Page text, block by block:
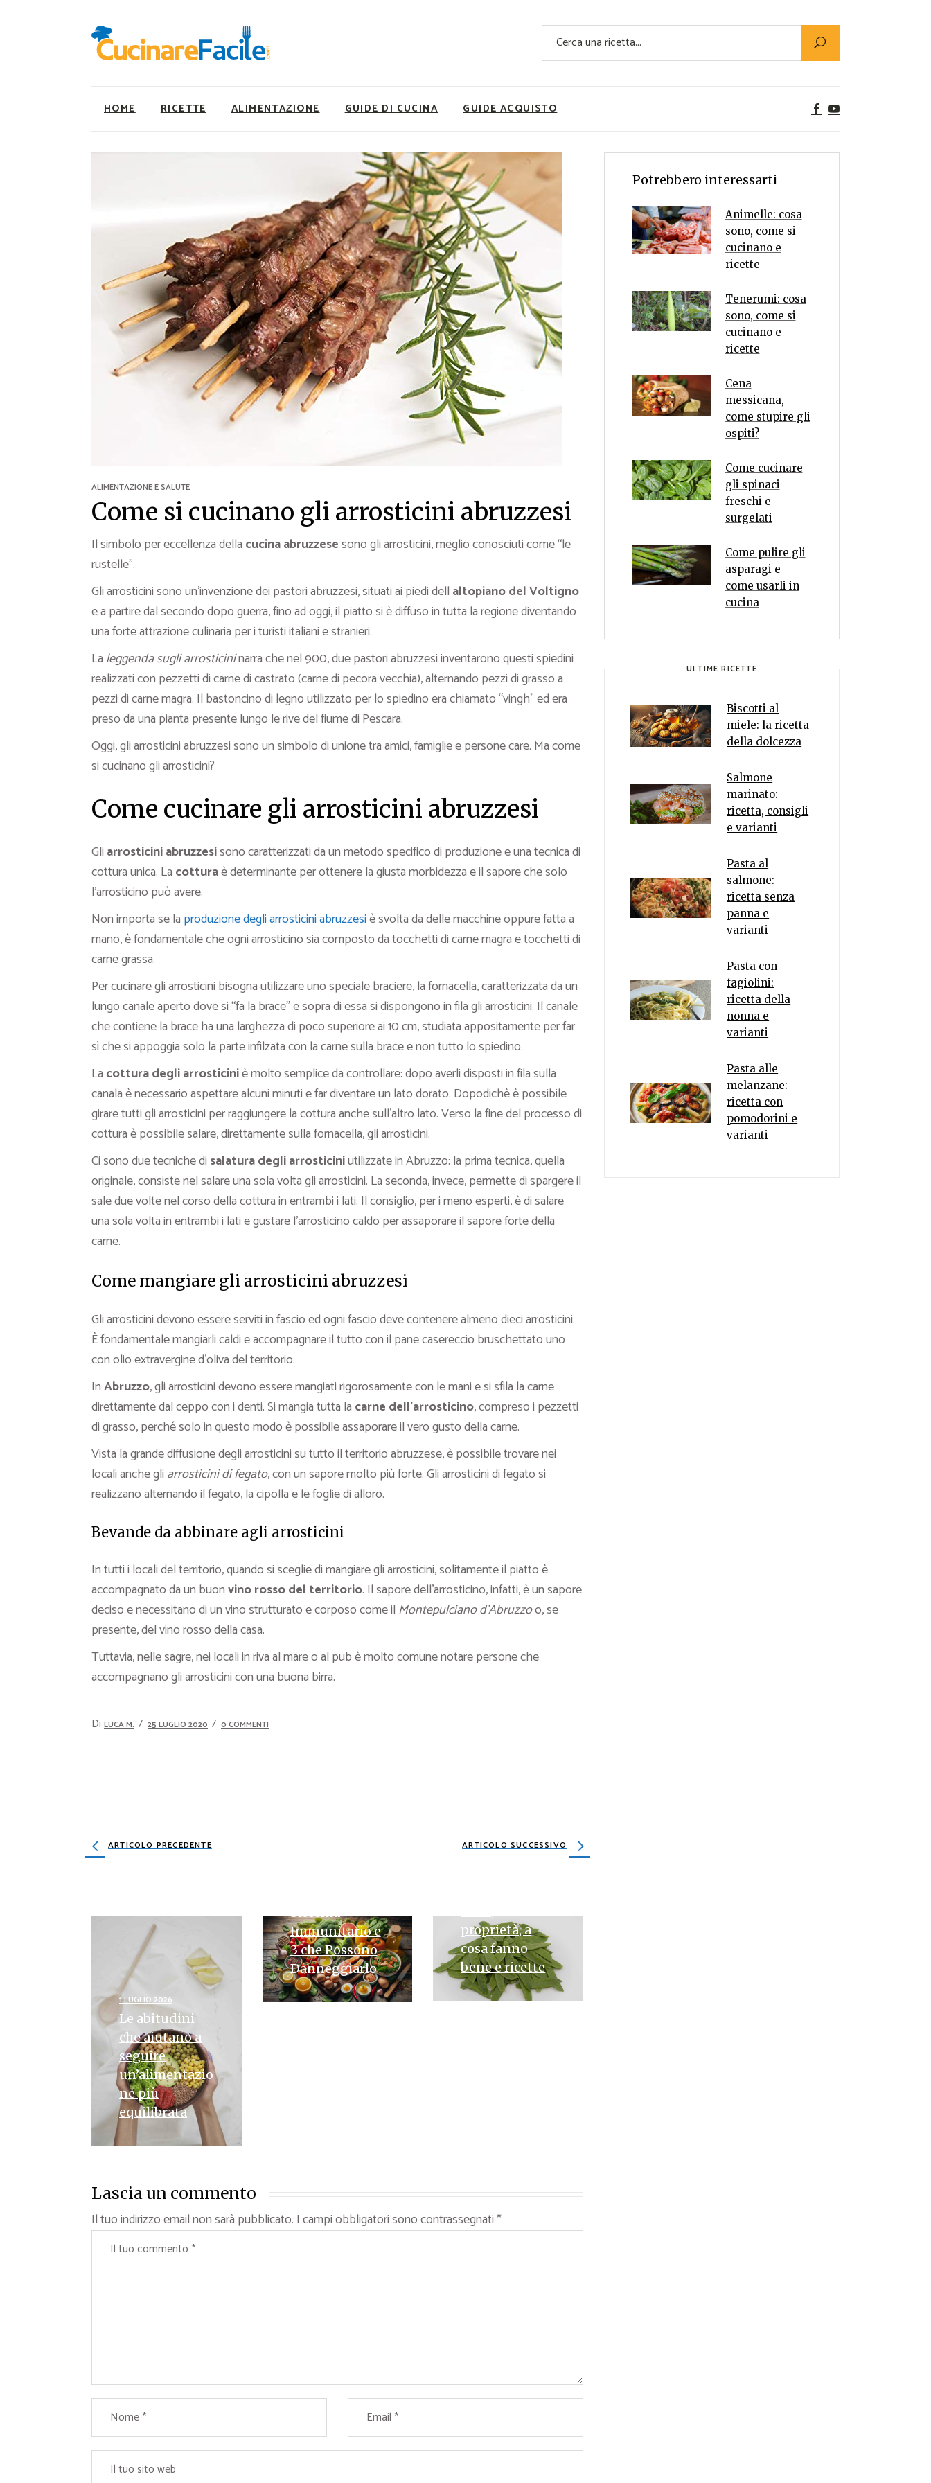
Cerca
HOME RICETTE
Ricette Dolci
Ricette Carne
Ricette Secondi
Ricette Pizze e Rustici
Ricette Contorni
Ricette Piatti unici
Ricette Pesce
Video Ricette
Ricette per Ingrediente
ALIMENTAZIONE
Nutrizionista a tavola
Ricette Vegetariane
Ricette Vegane
Rumors
GUIDE DI CUCINA GUIDE ACQUISTO
Ricette Facili e Veloci
Ricette Primi Piatti
Ricette Dolci
Ricette Carne
Ricette Secondi
Ricette Pizze e Rustici
Ricette Contorni
Ricette Piatti unici
Ricette Pesce
Video Ricette
Ricette per Ingrediente
Utility
Super Alimenti
Ricette Vegetariane
Rumors
ALIMENTAZIONE E SALUTE
Come si cucinano gli arrosticini abruzzesi
Il simbolo per eccellenza della cucina abruzzesesono gli arrosticini, meglio conosciuti come “le
rustelle”.
Gli arrosticini sono un’invenzione dei pastori abruzzesi, situati ai piedi dell altopiano del Voltigno
e a partire dal secondo dopo guerra, fino ad oggi, il piatto si è diffuso in tutta la regione diventando
una forte attrazione culinaria per i turisti italiani e stranieri.
La leggenda sugli arrosticininarra che nel 900, due pastori abruzzesi inventarono questi spiedini
realizzati con pezzetti di carne di castrato (carne di pecora vecchia), alternando pezzi di grasso a
pezzi di carne magra. Il bastoncino di legno utilizzato per lo spiedino era chiamato “vingh” ed era
preso da una pianta presente lungo le rive del fiume di Pescara.
Oggi, gli arrosticini abruzzesi sono un simbolo di unione tra amici, famiglie e persone care. Ma come
si cucinano gli arrosticini?
Come cucinare gli arrosticini abruzzesi
Gli arrosticini abruzzesisono caratterizzati da un metodo specifico di produzione e una tecnica di
cottura unica. La cotturaè determinante per ottenere la giusta morbidezza e il sapore che solo
l’arrosticino può avere.
Non importa se la produzione degli arrosticini abruzzesiè svolta da delle macchine oppure fatta a
mano, è fondamentale che ogni arrosticino sia composto da tocchetti di carne magra e tocchetti di
carne grassa.
Per cucinare gli arrosticini bisogna utilizzare uno speciale braciere, la fornacella, caratterizzata da un
lungo canale aperto dove si “fa la brace” e sopra di essa si dispongono in fila gli arrosticini. Il canale
che contiene la brace ha una larghezza di poco superiore ai 10 cm, studiata appositamente per far
sì che si appoggia solo la parte infilzata con la carne sulla brace e non tutto lo spiedino.
La cottura degli arrosticiniè molto semplice da controllare: dopo averli disposti in fila sulla
canala è necessario aspettare alcuni minuti e far diventare un lato dorato. Dopodichè è possibile
girare tutti gli arrosticini per raggiungere la cottura anche sull’altro lato. Verso la fine del processo di
cottura è possibile salare, direttamente sulla fornacella, gli arrosticini.
Ci sono due tecniche di salatura degli arrosticiniutilizzate in Abruzzo: la prima tecnica, quella
originale, consiste nel salare una sola volta gli arrosticini. La seconda, invece, permette di spargere il
sale due volte nel corso della cottura in entrambi i lati. Il consiglio, per i meno esperti, è di salare
una sola volta in entrambi i lati e gustare l’arrosticino caldo per assaporare il sapore forte della
carne.
Come mangiare gli arrosticini abruzzesi
Gli arrosticini devono essere serviti in fascio ed ogni fascio deve contenere almeno dieci arrosticini.
È fondamentale mangiarli caldi e accompagnare il tutto con il pane casereccio bruschettato uno
con olio extravergine d’oliva del territorio.
InAbruzzo, gli arrosticini devono essere mangiati rigorosamente con le mani e si sfila la carne
direttamente dal ceppo con i denti. Si mangia tutta la carne dell’arrosticino, compreso i pezzetti
di grasso, perché solo in questo modo è possibile assaporare il vero gusto della carne.
Vista la grande diffusione degli arrosticini su tutto il territorio abruzzese, è possibile trovare nei
locali anche gli arrosticini di fegato, con un sapore molto più forte. Gli arrosticini di fegato si
realizzano alternando il fegato, la cipolla e le foglie di alloro.
Bevande da abbinare agli arrosticini
In tutti i locali del territorio, quando si sceglie di mangiare gli arrosticini, solitamente il piatto è
accompagnato da un buonvino rosso del territorio. Il sapore dell’arrosticino, infatti, è un sapore
deciso e necessitano di un vino strutturato e corposo come il Montepulciano d’Abruzzoo, se
presente, del vino rosso della casa.
Tuttavia, nelle sagre, nei locali in riva al mare o al pub è molto comune notare persone che
accompagnano gli arrosticini con una buona birra.
Di LUCA M. 25 LUGLIO 2020 0 COMMENTI
ARTICOLO PRECEDENTE ARTICOLO SUCCESSIVO
1 LUGLIO 2026
Le abitudini
che aiutano a
seguire
un’alimentazio
ne più
equilibrata
Immunitario e
3 che Possono
Danneggiarlo
proprietà, a
cosa fanno
bene e ricette
Lascia un commento
Il tuo indirizzo email non sarà pubblicato. I campi obbligatori sono contrassegnati*
Potrebbero interessarti
Animelle: cosa
sono, come si
cucinano e
ricette
Tenerumi: cosa
sono, come si
cucinano e
ricette
Cena
messicana,
come stupire gli
ospiti?
Come cucinare
gli spinaci
freschi e
surgelati
Come pulire gli
asparagi e
come usarli in
cucina
ULTIME RICETTE
Biscotti al
miele: la ricetta
della dolcezza
Salmone
marinato:
ricetta, consigli
e varianti
Pasta al
salmone:
ricetta senza
panna e
varianti
Pasta con
fagiolini:
ricetta della
nonna e
varianti
Pasta alle
melanzane:
ricetta con
pomodorini e
varianti